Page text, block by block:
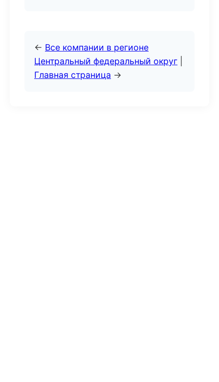
← Все компании в регионе
Центральный федеральный округ
Главная страница →